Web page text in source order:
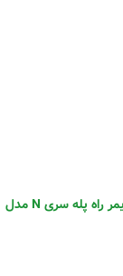
اولین نفری باشید که دیدگاهی را ارسال می کنید برای “تایمر راه پله سری N مدل